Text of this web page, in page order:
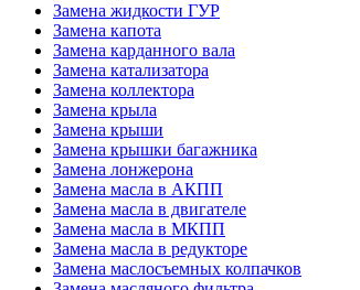
Замена жидкости ГУР
Замена капота
Замена карданного вала
Замена катализатора
Замена коллектора
Замена крыла
Замена крыши
Замена крышки багажника
Замена лонжерона
Замена масла в АКПП
Замена масла в двигателе
Замена масла в МКПП
Замена масла в редукторе
Замена маслосъемных колпачков